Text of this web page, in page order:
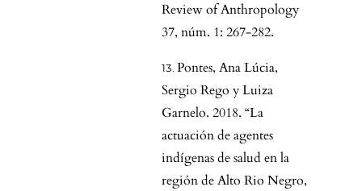
Review of Anthropology
37, núm. 1: 267-282.
Pontes, Ana Lúcia,
Sergio Rego y Luiza
Garnelo. 2018. “La
actuación de agentes
indígenas de salud en la
región de Alto Rio Negro,